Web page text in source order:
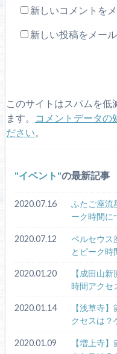
新しいコメントを
新しい投稿をメー
このサイトはスパムを
ます。
コメントデータの
ださい
イベント の最新記事
2020.07.16
ふたご座流
ーク時間に
2020.07.12
ペルセウス
とピーク時
2020.01.20
【成田山
時間アクセ
2020.01.14
【浅草寺
クセスは？
2020.01.09
【増上寺